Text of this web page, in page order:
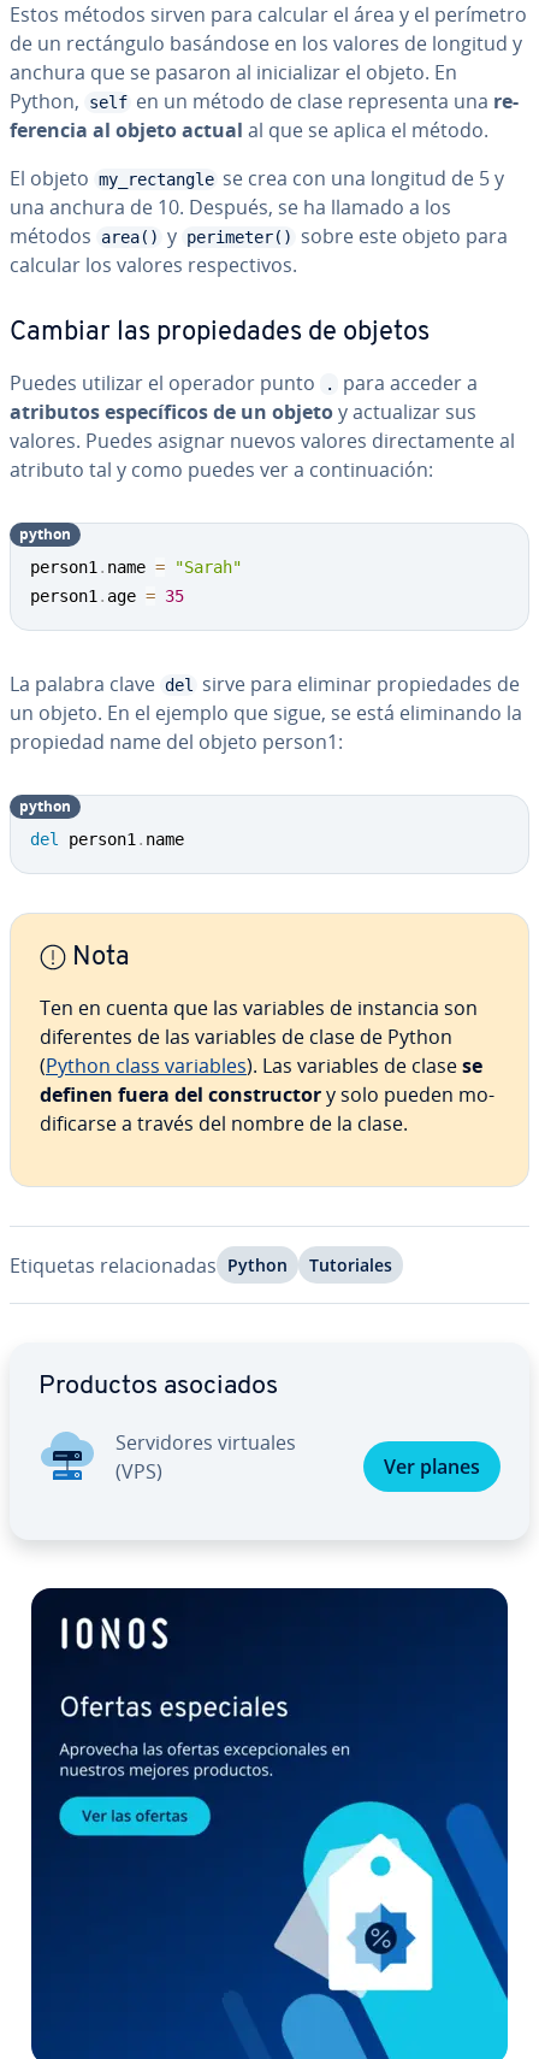
Estos métodos sirven para calcular el área y el perímetro
de un re­c­tá­n­gu­lo basándose en los valores de longitud y
anchura que se pasaron al ini­cia­li­zar el objeto. En
Python,
self en un método de clase re­pre­se­n­ta una re­
fe­re­n­cia al objeto actual al que se aplica el método.
El objeto my_rectangle se crea con una longitud de 5 y
una anchura de 10. Después, se ha llamado a los
métodos
area() y perimeter()
sobre este objeto para
calcular los valores re­s­pe­c­ti­vos.
Cambiar las pro­pie­da­des de objetos
Puedes utilizar el operador punto .
para acceder a
atributos es­pe­cí­fi­cos de un objetoy ac­tua­li­zar sus
valores. Puedes asignar nuevos valores di­re­c­ta­me­n­te al
atributo tal y como puedes ver a co­n­ti­nua­ción:
person1 . name =
"Sarah"
person1 . age = 35
python
La palabra clave del
sirve para eliminar pro­pie­da­des de
un objeto. En el ejemplo que sigue, se está eli­mi­na­n­do la
propiedad name del objeto person1:
del person1 . name
python
Nota
Ten en cuenta que las variables de instancia son
di­fe­re­n­tes de las variables de clase de Python
(Python class variables). Las variables de clasese
definen fuera del co­n­s­tru­c­tory solo pueden mo­
di­fi­car­se a través del nombre de la clase.
Etiquetas re­la­cio­na­das Python Tu­to­ria­les
Productos asociados
Se­r­vi­do­res virtuales
(VPS)
Ver planes